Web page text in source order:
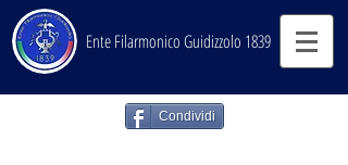
Ente Filarmonico Guidizzolo 1839
Condividi